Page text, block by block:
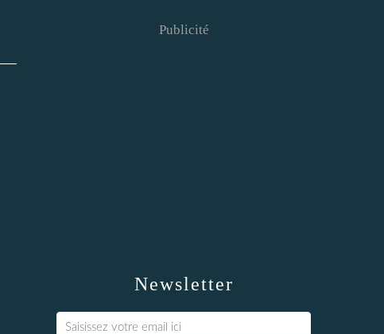
Newsletter
Publicité